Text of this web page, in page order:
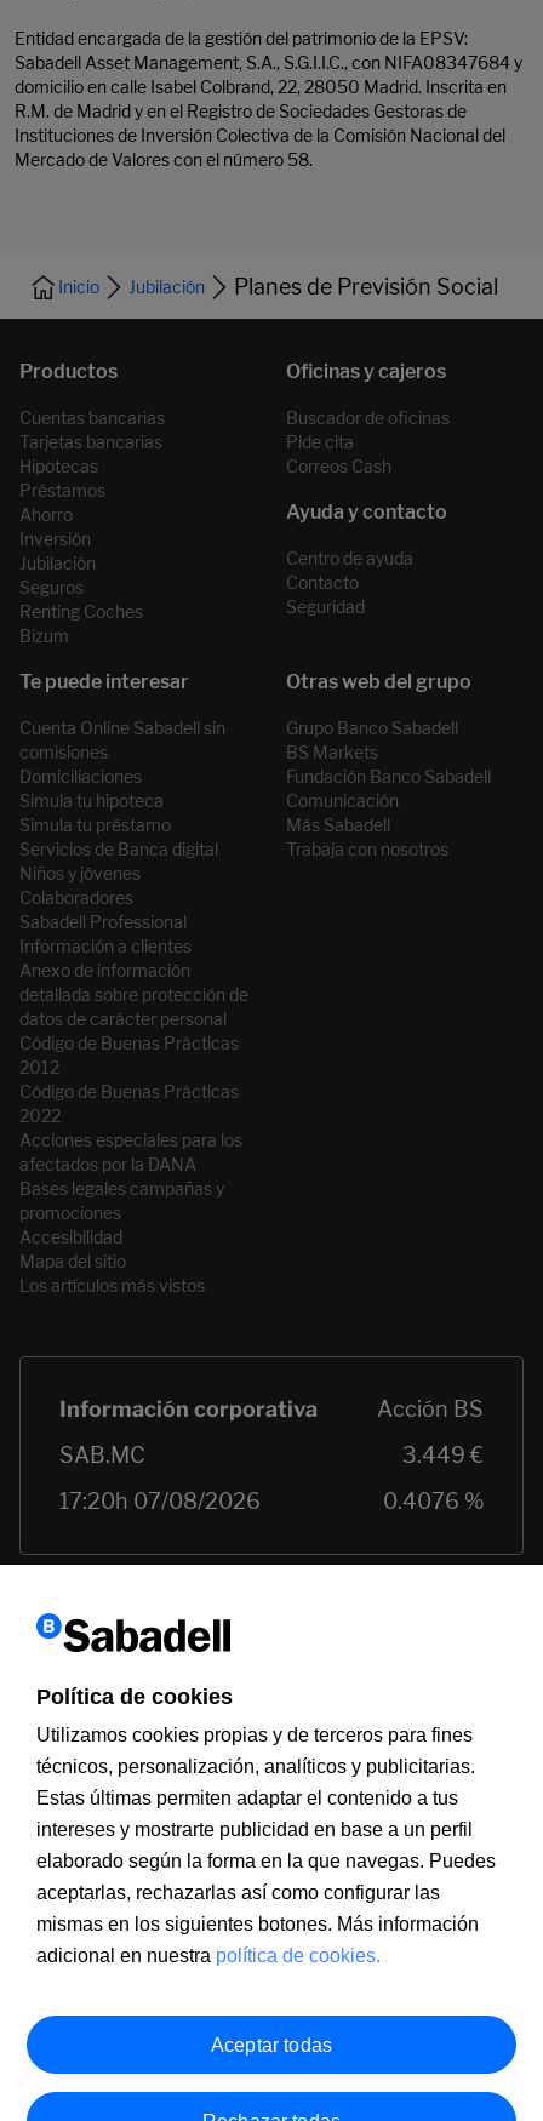
Entidad encargada de la gestión del patrimonio de la EPSV:
Sabadell Asset Management, S.A., S.G.I.I.C., con NIFA08347684 y
domicilio en calle Isabel Colbrand, 22, 28050 Madrid. Inscrita en
R.M. de Madrid y en el Registro de Sociedades Gestoras de
Instituciones de Inversión Colectiva de la Comisión Nacional del
Mercado de Valores con el número 58.
Inicio Jubilación Planes de Previsión Social
Cuentas bancarias
Tarjetas bancarias
Hipotecas
Préstamos
Ahorro
Inversión
Jubilación
Seguros
Renting Coches
Bizum
Buscador de oficinas
Pide cita
Correos Cash
Centro de ayuda
Contacto
Seguridad
Cuenta Online Sabadell sin
comisiones
Domiciliaciones
Simula tu hipoteca
Simula tu préstamo
Servicios de Banca digital
Niños y jóvenes
Colaboradores
Sabadell Professional
Información a clientes
Anexo de información
detallada sobre protección de
datos de carácter personal
Código de Buenas Prácticas
2012
Código de Buenas Prácticas
2022
Acciones especiales para los
afectados por la DANA
Bases legales campañas y
promociones
Accesibilidad
Mapa del sitio
Los artículos más vistos
Grupo Banco Sabadell
BS Markets
Fundación Banco Sabadell
Comunicación
Más Sabadell
Trabaja con nosotros
Información a clientesPSD2
MIFIDDocumentación PRIIPS
Aviso legalPolítica de cookies
Seguridad Atención al cliente
Política de cookies
Utilizamos cookies propias y de terceros para fines
técnicos, personalización, analíticos y publicitarias.
Estas últimas permiten adaptar el contenido a tus
intereses y mostrarte publicidad en base a un perfil
elaborado según la forma en la que navegas. Puedes
aceptarlas, rechazarlas así como configurar las
mismas en los siguientes botones. Más información
adicional en nuestra política de cookies.
Aceptar todas